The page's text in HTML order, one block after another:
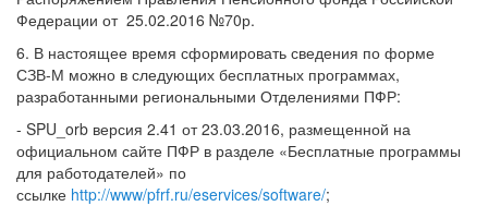
Федерации от 25.02.2016 №70р.
6. В настоящее время сформировать сведения по форме
СЗВ-М можно в следующих бесплатных программах,
разработанными региональными Отделениями ПФР:
- SPU_orb версия 2.41 от 23.03.2016, размещенной на
официальном сайте ПФР в разделе «Бесплатные программы
для работодателей» по
ссылке http://www/pfrf.ru/eservices/software/;